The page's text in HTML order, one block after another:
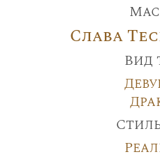
Слава
Вид